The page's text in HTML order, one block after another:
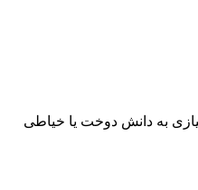
به دانش دوخت یا خیاطی